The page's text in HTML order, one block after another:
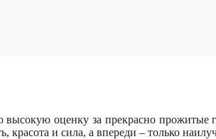
высокую оценку за прекрасно прожитые
и сила, а впереди – только